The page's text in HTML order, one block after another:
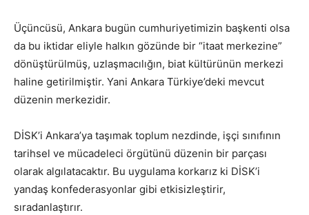
Üçüncüsü, Ankara bugün cumhuriyetimizin başkenti olsa
da bu iktidar eliyle halkın gözünde bir “itaat merkezine”
dönüştürülmüş, uzlaşmacılığın, biat kültürünün merkezi
haline getirilmiştir. Yani Ankara Türkiye’deki mevcut
düzenin merkezidir.
DİSK’i Ankara’ya taşımak toplum nezdinde, işçi sınıfının
tarihsel ve mücadeleci örgütünü düzenin bir parçası
olarak algılatacaktır. Bu uygulama korkarız ki DİSK’i
yandaş konfederasyonlar gibi etkisizleştirir,
sıradanlaştırır.